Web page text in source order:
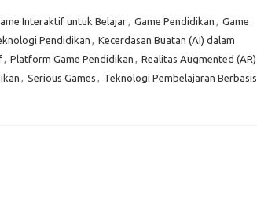
Interaktif untuk Belajar, Game Pendidikan , Game
Pendidikan , Kecerdasan Buatan (AI) dalam
, Platform Game Pendidikan , Realitas Augmented (AR)
, Serious Games , Teknologi Pembelajaran Berbasis